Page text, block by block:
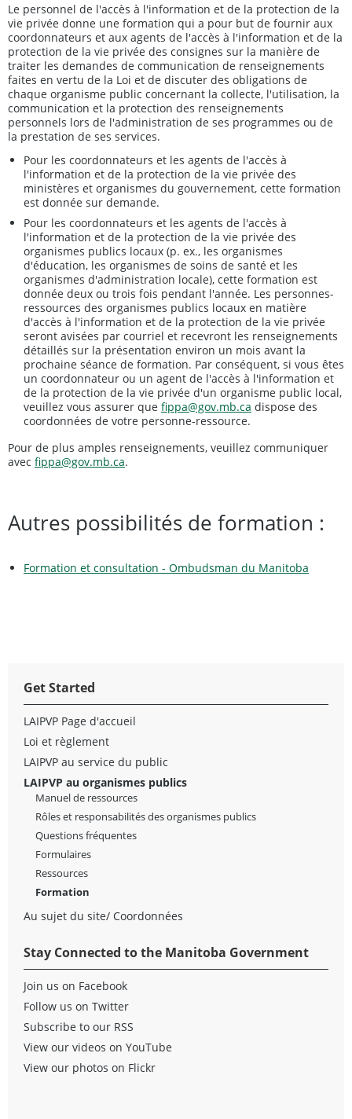
Le personnel de l'accès à l'information et de la protection de la
vie privée donne une formation qui a pour but de fournir aux
coordonnateurs et aux agents de l'accès à l'information et de la
protection de la vie privée des consignes sur la manière de
traiter les demandes de communication de renseignements
faites en vertu de la Loi et de discuter des obligations de
chaque organisme public concernant la collecte, l'utilisation, la
communication et la protection des renseignements
personnels lors de l'administration de ses programmes ou de
la prestation de ses services.
Pour les coordonnateurs et les agents de l'accès à
l'information et de la protection de la vie privée des
ministères et organismes du gouvernement, cette formation
est donnée sur demande.
Pour les coordonnateurs et les agents de l'accès à
l'information et de la protection de la vie privée des
organismes publics locaux (p. ex., les organismes
d'éducation, les organismes de soins de santé et les
organismes d'administration locale), cette formation est
donnée deux ou trois fois pendant l'année. Les personnes-
ressources des organismes publics locaux en matière
d'accès à l'information et de la protection de la vie privée
seront avisées par courriel et recevront les renseignements
détaillés sur la présentation environ un mois avant la
prochaine séance de formation. Par conséquent, si vous êtes
un coordonnateur ou un agent de l'accès à l'information et
de la protection de la vie privée d'un organisme public local,
veuillez vous assurer que fippa@gov.mb.ca dispose des
coordonnées de votre personne-ressource.
Pour de plus amples renseignements, veuillez communiquer
avec fippa@gov.mb.ca.
Autres possibilités de formation :
Formation et consultation - Ombudsman du Manitoba
Get Started
LAIPVP Page d'accueil
Loi et règlement
LAIPVP au service du public
LAIPVP au organismes publics
Manuel de ressources
Rôles et responsabilités des organismes publics
Questions fréquentes
Formulaires
Ressources
Formation
Au sujet du site/ Coordonnées
Stay Connected to the Manitoba Government
Join us on Facebook
Follow us on Twitter
Subscribe to our RSS
View our videos on YouTube
View our photos on Flickr